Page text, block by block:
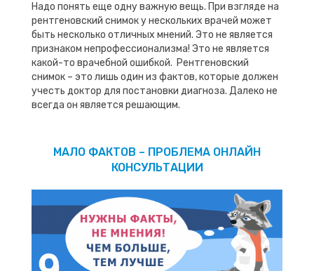
Надо понять еще одну важную вещь. При взгляде на
рентгеновский снимок у нескольких врачей может
быть несколько отличных мнений. Это не является
признаком непрофессионализма! Это не является
какой-то врачебной ошибкой. Рентгеновский
снимок – это лишь один из фактов, которые должен
учесть доктор для постановки диагноза. Далеко не
всегда он является решающим.
МАЛО ФАКТОВ – ПРОБЛЕМА ОНЛАЙН
КОНСУЛЬТАЦИИ